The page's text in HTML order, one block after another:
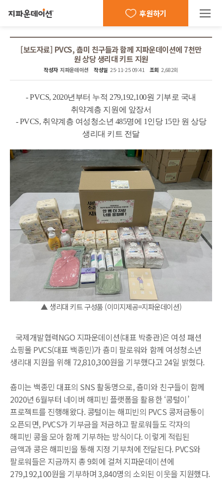
후원하기
[보도자료] PVCS, 춈미 친구들과 함께 지파운데이션에 7천만
원 상당 생리대 키트 지원
작성자 지파운데이션 작성일 25-11-25 09:41 조회 2,682회
-PVCS, 2020년부터 누적 279,192,100원 기부로 국내
취약계층 지원에 앞장서
-PVCS, 취약계층 여성청소년 485명에 1인당 15만 원 상당
생리대 키트 전달
▲ 생리대 키트 구성품 (이미지제공=지파운데이션)
국제개발협력NGO 지파운데이션(대표 박충관)은 여성 패션
쇼핑몰 PVCS(대표 백종민)가 춈미 팔로워와 함께 여성청소년
생리대 지원을 위해 72,810,300원을 기부했다고 24일 밝혔다.
춈미는 백종민 대표의 SNS 활동명으로, 춈미와 친구들이 함께
2020년 6월부터 네이버 해피빈 플랫폼을 활용한 ‘콩털이’
프로젝트를 진행해왔다. 콩털이는 해피빈의 PVCS 콩저금통이
오픈되면, PVCS가 기부금을 저금하고 팔로워들도 각자의
해피빈 콩을 모아 함께 기부하는 방식이다. 이렇게 적립된
금액과 콩은 해피빈을 통해 지정 기부처에 전달된다. PVCS와
팔로워들은 지금까지 총 9회에 걸쳐 지파운데이션에
279,192,100원을 기부하며 3,840명의 소외된 이웃을 지원했다.